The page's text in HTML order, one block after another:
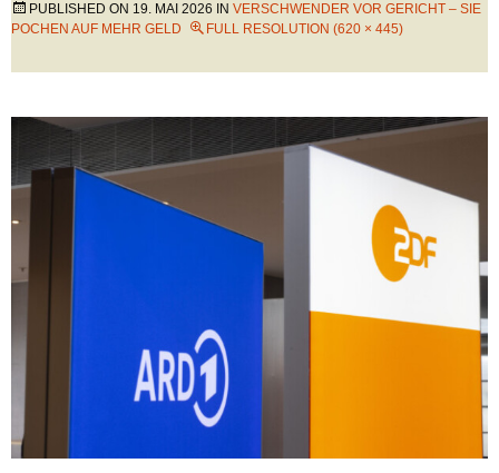
PUBLISHED ON 19. MAI 2026 IN VERSCHWENDER VOR GERICHT – SIE
POCHEN AUF MEHR GELD
FULL RESOLUTION (620 × 445)